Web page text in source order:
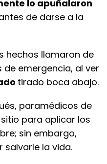
lo apuñalaron
de darse a la
hechos llamaron de
emergencia, al ver
tirado boca abajo.
paramédicos de
para aplicar los
sin embargo,
salvarle la vida.